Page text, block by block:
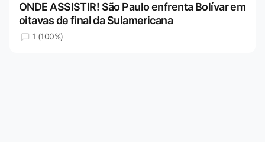
ONDE ASSISTIR! São Paulo enfrenta Bolívar em
oitavas de final da Sulamericana
1 (100%)